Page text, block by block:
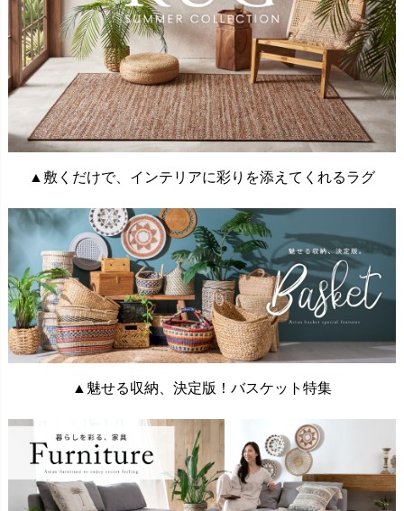
▲敷くだけで、インテリアに彩りを添えてくれるラグ
▲魅せる収納、決定版！バスケット特集